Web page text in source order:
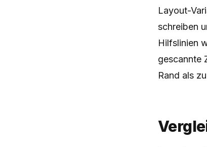
Layout-
schreiben
Hilfslinien
gescannte
Rand als